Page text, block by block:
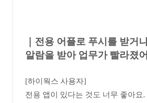
｜전용 어플로 푸시를 받거
알람을 받아 업무가 빨라졌
[하이웍스 사용자]
전용 앱이 있다는 것도 너무 좋아요.